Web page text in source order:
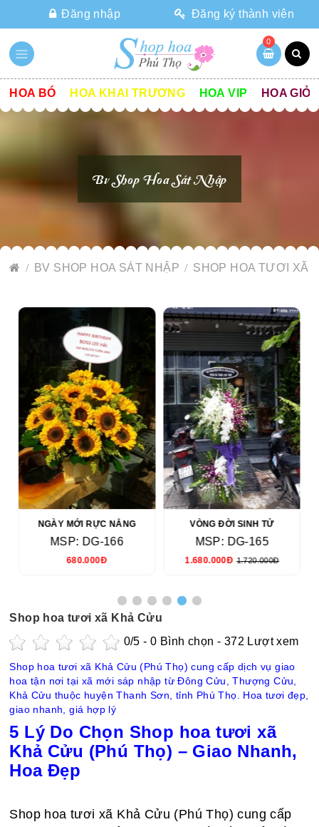
Đăng nhập Đăng ký thành viên
0
HOA BÓ HOA KHAI TRƯƠNG HOA VIP HOA GIỎ
Bv Shop Hoa Sát Nhập
BV SHOP HOA SÁT NHẬP SHOP HOA TƯƠI XÃ
NGÀY MỚI RỰC NẮNG
MSP: DG-166
680.000Đ
VÒNG ĐỜI SINH TỬ
MSP: DG-165
1.680.000Đ 1.720.000Đ
Shop hoa tươi xã Khả Cửu
0/5 -0 Bình chọn - 372 Lượt xem
Shop hoa tươi xã Khả Cửu (Phú Thọ) cung cấp dịch vụ giao
hoa tận nơi tại xã mới sáp nhập từ Đông Cửu, Thượng Cửu,
Khả Cửu thuộc huyện Thanh Sơn, tỉnh Phú Thọ. Hoa tươi đẹp,
giao nhanh, giá hợp lý
5 Lý Do Chọn Shop hoa tươi xã
Khả Cửu (Phú Thọ) – Giao Nhanh,
Hoa Đẹp
Shop hoa tươi xã Khả Cửu (Phú Thọ) cung cấp